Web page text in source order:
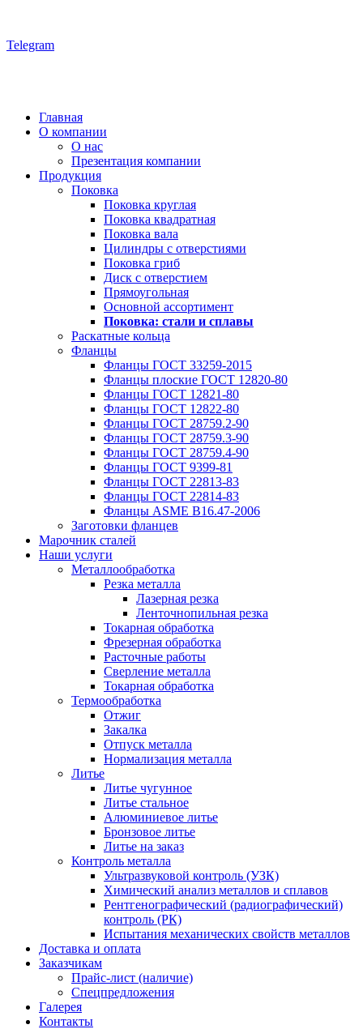
Telegram
Главная
О компании
О нас
Презентация компании
Продукция
Поковка
Поковка круглая
Поковка квадратная
Поковка вала
Цилиндры с отверстиями
Поковка гриб
Диск с отверстием
Прямоугольная
Основной ассортимент
Поковка: cтали и сплавы
Раскатные кольца
Фланцы
Фланцы ГОСТ 33259-2015
Фланцы плоские ГОСТ 12820-80
Фланцы ГОСТ 12821-80
Фланцы ГОСТ 12822-80
Фланцы ГОСТ 28759.2-90
Фланцы ГОСТ 28759.3-90
Фланцы ГОСТ 28759.4-90
Фланцы ГОСТ 9399-81
Фланцы ГОСТ 22813-83
Фланцы ГОСТ 22814-83
Фланцы ASME B16.47-2006
Заготовки фланцев
Марочник сталей
Наши услуги
Металлообработка
Резка металла
Лазерная резка
Ленточнопильная резка
Токарная обработка
Фрезерная обработка
Расточные работы
Сверление металла
Токарная обработка
Термообработка
Отжиг
Закалка
Отпуск металла
Нормализация металла
Литье
Литье чугунное
Литье стальное
Алюминиевое литье
Бронзовое литье
Литье на заказ
Контроль металла
Ультразвуковой контроль (УЗК)
Химический анализ металлов и сплавов
Рентгенографический (радиографический)
контроль (РК)
Испытания механических свойств металлов
Доставка и оплата
Заказчикам
Прайс-лист (наличие)
Спецпредложения
Галерея
Контакты